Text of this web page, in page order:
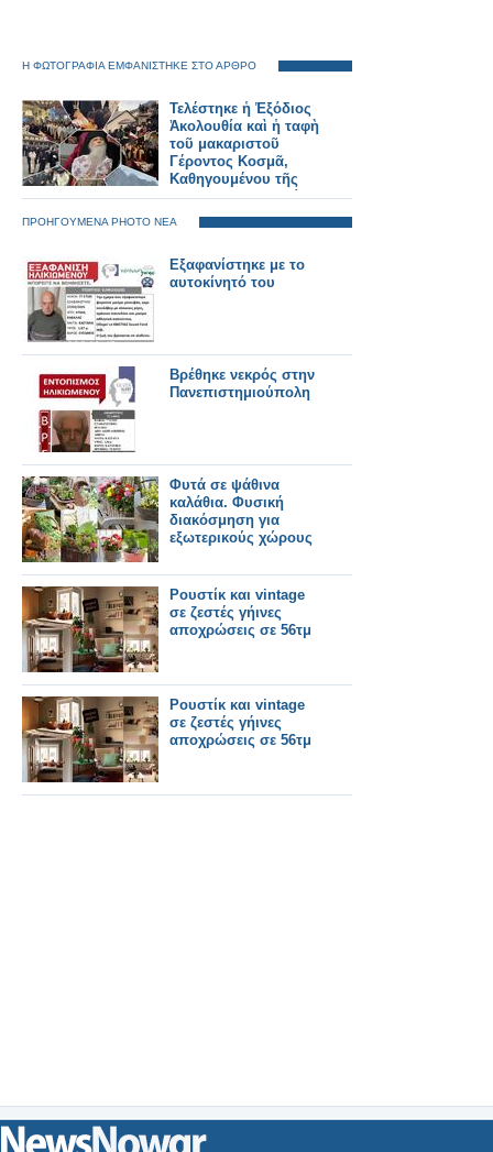
Η ΦΩΤΟΓΡΑΦΙΑ ΕΜΦΑΝΙΣΤΗΚΕ ΣΤΟ ΑΡΘΡΟ
Τελέστηκε ἡ Ἐξόδιος
Ἀκολουθία καὶ ἡ ταφὴ
τοῦ μακαριστοῦ
Γέροντος Κοσμᾶ,
Καθηγουμένου τῆς
Ἱερᾶς Μονῆς Στομίου
Κονίτσης
ΠΡΟΗΓΟΥΜΕΝΑ PHOTO ΝΕΑ
Εξαφανίστηκε με το
αυτοκίνητό του
Βρέθηκε νεκρός στην
Πανεπιστημιούπολη
Φυτά σε ψάθινα
καλάθια. Φυσική
διακόσμηση για
εξωτερικούς χώρους
Ρουστίκ και vintage
σε ζεστές γήινες
αποχρώσεις σε 56τμ
Ρουστίκ και vintage
σε ζεστές γήινες
αποχρώσεις σε 56τμ